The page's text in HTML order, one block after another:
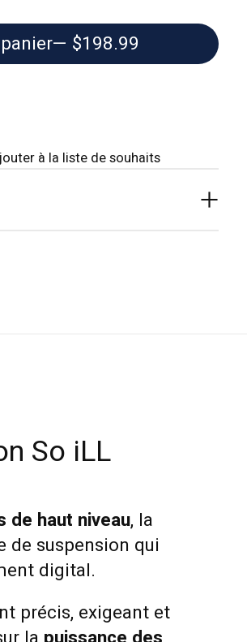
— $198.99
à la liste de souhaits
So iLL
de haut niveau, la
de suspension qui
digital.
précis, exigeant et